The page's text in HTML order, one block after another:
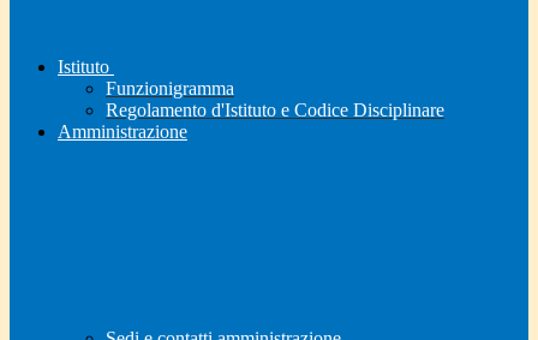
Istituto
Funzionigramma
Regolamento d'Istituto e Codice Disciplinare
Amministrazione